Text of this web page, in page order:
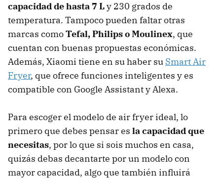
capacidad de hasta 7 Ly 230 grados de
temperatura. Tampoco pueden faltar otras
marcas comoTefal, Philips o Moulinex, que
cuentan con buenas propuestas económicas.
Además, Xiaomi tiene en su haber su Smart Air
Fryer, que ofrece funciones inteligentes y es
compatible con Google Assistant y Alexa.
Para escoger el modelo de air fryer ideal, lo
primero que debes pensar es la capacidad que
necesitas, por lo que si sois muchos en casa,
quizás debas decantarte por un modelo con
mayor capacidad, algo que también influirá